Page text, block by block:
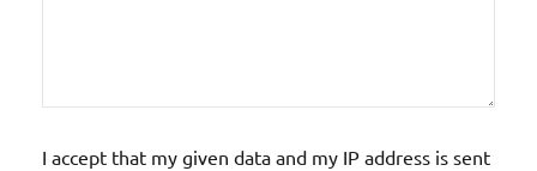
I accept that my given data and my IP address is sent